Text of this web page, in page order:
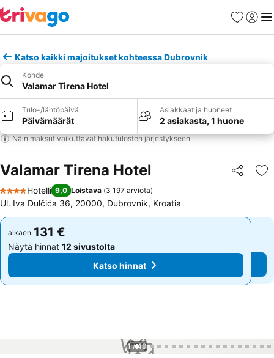
Suosikit
Katso kaikki majoitukset kohteessa Dubrovnik
Kohde
Valamar Tirena Hotel
Tulo-/lähtöpäivä
Päivämäärät
Asiakkaat ja huoneet
2 asiakasta, 1 huone
Näin maksut vaikuttavat hakutulosten järjestykseen
Valamar Tirena Hotel Jaa
4 Tähtiluokitus
Hotelli 9,0 Loistava (3 197 arviota)
Ul. Iva Dulčića 36, 20000, Dubrovnik, Kroatia
alkaen 131 €
Näytä hinnat 12 sivustolta
Katso hinnat
alkaen 131 €
Näytä hinnat 12 sivustolta
Katso hinnat
1 / 40